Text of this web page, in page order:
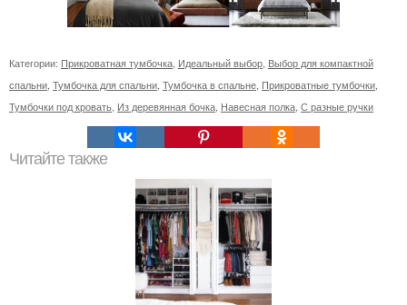
Категории: Прикроватная тумбочка Идеальный выбор Выбор для компактной
спальни Тумбочка для спальни Тумбочка в спальне Прикроватные тумбочки
Тумбочки под кровать Из деревянная бочка Навесная полка С разные ручки
Читайте также